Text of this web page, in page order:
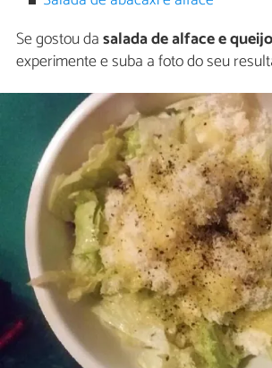
Se gostou dasalada de alface e
experimente e suba a foto do seu